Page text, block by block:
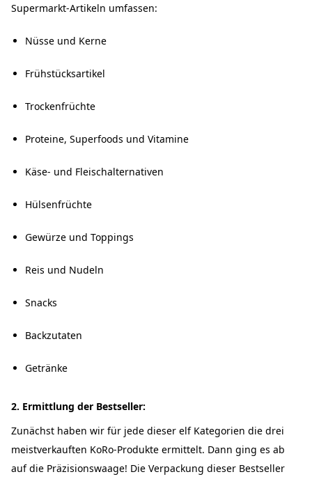
Supermarkt-Artikeln umfassen:
Nüsse und Kerne
Frühstücksartikel
Trockenfrüchte
Proteine, Superfoods und Vitamine
Käse- und Fleischalternativen
Hülsenfrüchte
Gewürze und Toppings
Reis und Nudeln
Snacks
Backzutaten
Getränke
2. Ermittlung der Bestseller:
Zunächst haben wir für jede dieser elf Kategorien die drei
meistverkauften KoRo-Produkte ermittelt. Dann ging es ab
auf die Präzisionswaage! Die Verpackung dieser Bestseller